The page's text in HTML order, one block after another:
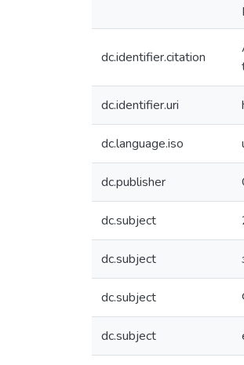
dc.identifier.citation
dc.identifier.uri
dc.language.iso
dc.publisher
dc.subject
dc.subject
dc.subject
dc.subject